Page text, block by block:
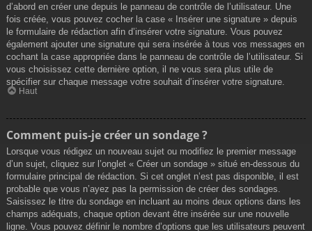
d’abord en créer une depuis le panneau de contrôle de l’utilisateur. Une
fois créée, vous pouvez cocher la case « Insérer une signature » depuis
le formulaire de rédaction afin d’insérer votre signature. Vous pouvez
également ajouter une signature qui sera insérée à tous vos messages en
cochant la case appropriée dans le panneau de contrôle de l’utilisateur. Si
vous choisissez cette dernière option, il ne vous sera plus utile de
spécifier sur chaque message votre souhait d’insérer votre signature.
Haut
Comment puis-je créer un sondage ?
Lorsque vous rédigez un nouveau sujet ou modifiez le premier message
d’un sujet, cliquez sur l’onglet « Créer un sondage » situé en-dessous du
formulaire principal de rédaction. Si cet onglet n’est pas disponible, il est
probable que vous n’ayez pas la permission de créer des sondages.
Saisissez le titre du sondage en incluant au moins deux options dans les
champs adéquats, chaque option devant être insérée sur une nouvelle
ligne. Vous pouvez définir le nombre d’options que les utilisateurs peuvent